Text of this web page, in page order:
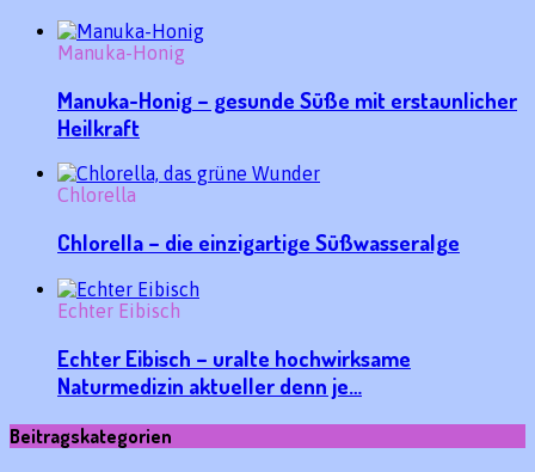
Manuka-Honig
Manuka-Honig – gesunde Süße mit erstaunlicher
Heilkraft
Chlorella
Chlorella – die einzigartige Süßwasseralge
Echter Eibisch
Echter Eibisch – uralte hochwirksame
Naturmedizin aktueller denn je…
Beitragskategorien